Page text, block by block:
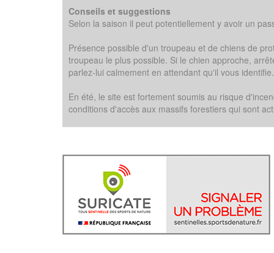
Conseils et suggestions
Selon la saison il peut potentiellement y avoir un
Présence possible d'un troupeau et de chiens de
troupeau le plus possible. Si le chien approche,
parlez-lui calmement en attendant qu'il vous identifie.
En été, le site est fortement soumis au risque
conditions d'accès aux massifs forestiers qui sont